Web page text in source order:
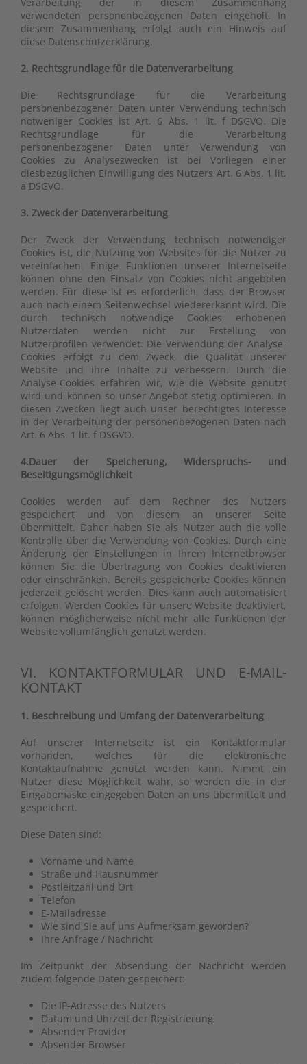
verwendeten personenbezogenen Daten eingeholt. In
diesem Zusammenhang erfolgt auch ein Hinweis auf
diese Datenschutzerklärung.
2. Rechtsgrundlage für die Datenverarbeitung
Die Rechtsgrundlage für die Verarbeitung
personenbezogener Daten unter Verwendung technisch
notweniger Cookies ist Art. 6 Abs. 1 lit. f DSGVO. Die
Rechtsgrundlage für die Verarbeitung
personenbezogener Daten unter Verwendung von
Cookies zu Analysezwecken ist bei Vorliegen einer
diesbezüglichen Einwilligung des Nutzers Art. 6 Abs. 1 lit.
a DSGVO.
3. Zweck der Datenverarbeitung
Der Zweck der Verwendung technisch notwendiger
Cookies ist, die Nutzung von Websites für die Nutzer zu
vereinfachen. Einige Funktionen unserer Internetseite
können ohne den Einsatz von Cookies nicht angeboten
werden. Für diese ist es erforderlich, dass der Browser
auch nach einem Seitenwechsel wiedererkannt wird. Die
durch technisch notwendige Cookies erhobenen
Nutzerdaten werden nicht zur Erstellung von
Nutzerprofilen verwendet. Die Verwendung der Analyse-
Cookies erfolgt zu dem Zweck, die Qualität unserer
Website und ihre Inhalte zu verbessern. Durch die
Analyse-Cookies erfahren wir, wie die Website genutzt
wird und können so unser Angebot stetig optimieren. In
diesen Zwecken liegt auch unser berechtigtes Interesse
in der Verarbeitung der personenbezogenen Daten nach
Art. 6 Abs. 1 lit. f DSGVO.
4.Dauer der Speicherung, Widerspruchs- und
Beseitigungsmöglichkeit
Cookies werden auf dem Rechner des Nutzers
gespeichert und von diesem an unserer Seite
übermittelt. Daher haben Sie als Nutzer auch die volle
Kontrolle über die Verwendung von Cookies. Durch eine
Änderung der Einstellungen in Ihrem Internetbrowser
können Sie die Übertragung von Cookies deaktivieren
oder einschränken. Bereits gespeicherte Cookies können
jederzeit gelöscht werden. Dies kann auch automatisiert
erfolgen. Werden Cookies für unsere Website deaktiviert,
können möglicherweise nicht mehr alle Funktionen der
Website vollumfänglich genutzt werden.
VI. KONTAKTFORMULAR UND E-MAIL-
KONTAKT
1. Beschreibung und Umfang der Datenverarbeitung
Auf unserer Internetseite ist ein Kontaktformular
vorhanden, welches für die elektronische
Kontaktaufnahme genutzt werden kann. Nimmt ein
Nutzer diese Möglichkeit wahr, so werden die in der
Eingabemaske eingegeben Daten an uns übermittelt und
gespeichert.
Diese Daten sind:
Vorname und Name
Straße und Hausnummer
Postleitzahl und Ort
Telefon
E-Mailadresse
Wie sind Sie auf uns Aufmerksam geworden?
Ihre Anfrage / Nachricht
Im Zeitpunkt der Absendung der Nachricht werden
zudem folgende Daten gespeichert:
Die IP-Adresse des Nutzers
Datum und Uhrzeit der Registrierung
Absender Provider
Absender Browser